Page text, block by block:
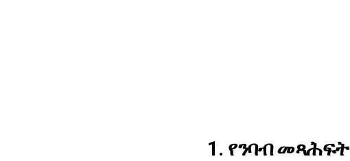
1. የንባብ መጻሕፍት